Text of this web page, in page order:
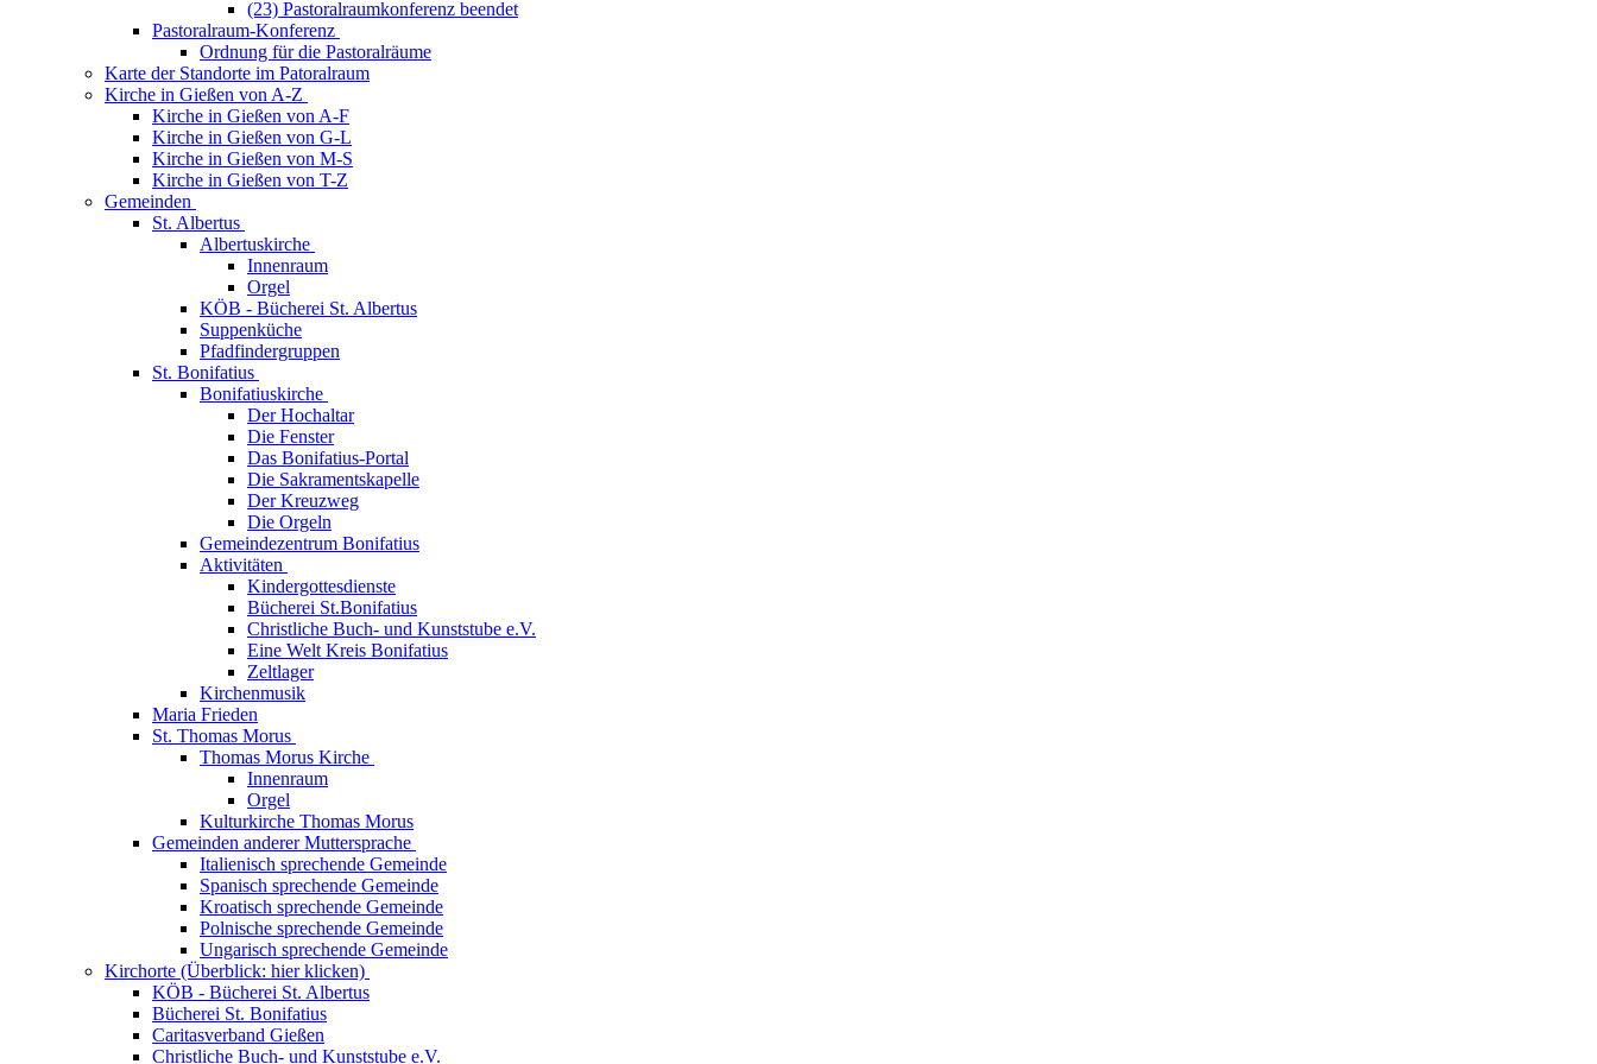
(23) Pastoralraumkonferenz beendet
Pastoralraum-Konferenz
Ordnung für die Pastoralräume
Karte der Standorte im Patoralraum
Kirche in Gießen von A-Z
Kirche in Gießen von A-F
Kirche in Gießen von G-L
Kirche in Gießen von M-S
Kirche in Gießen von T-Z
Gemeinden
St. Albertus
Albertuskirche
Innenraum
Orgel
KÖB - Bücherei St. Albertus
Suppenküche
Pfadfindergruppen
St. Bonifatius
Bonifatiuskirche
Der Hochaltar
Die Fenster
Das Bonifatius-Portal
Die Sakramentskapelle
Der Kreuzweg
Die Orgeln
Gemeindezentrum Bonifatius
Aktivitäten
Kindergottesdienste
Bücherei St.Bonifatius
Christliche Buch- und Kunststube e.V.
Eine Welt Kreis Bonifatius
Zeltlager
Kirchenmusik
Maria Frieden
St. Thomas Morus
Thomas Morus Kirche
Innenraum
Orgel
Kulturkirche Thomas Morus
Gemeinden anderer Muttersprache
Italienisch sprechende Gemeinde
Spanisch sprechende Gemeinde
Kroatisch sprechende Gemeinde
Polnische sprechende Gemeinde
Ungarisch sprechende Gemeinde
Kirchorte (Überblick: hier klicken)
KÖB - Bücherei St. Albertus
Bücherei St. Bonifatius
Caritasverband Gießen
Christliche Buch- und Kunststube e.V.